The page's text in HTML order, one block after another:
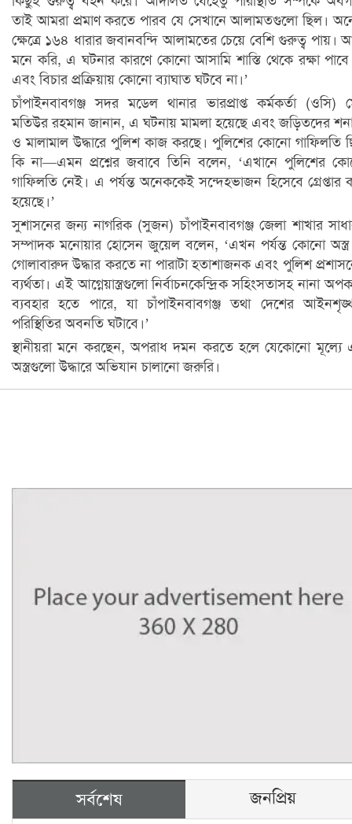
তাই আমরা প্রমাণ করতে পারব যে সেখানে আলামতগুলো ছিল।
ক্ষেত্রে ১৬৪ ধারার জবানবন্দি আলামতের চেয়ে বেশি গুরুত্ব পায়।
মনে করি, এ ঘটনার কারণে কোনো আসামি শাস্তি থেকে রক্ষা পাবে
এবং বিচার প্রক্রিয়ায় কোনো ব্যাঘাত ঘটবে না।’
চাঁপাইনবাবগঞ্জ সদর মডেল থানার ভারপ্রাপ্ত কর্মকর্তা (ওসি)
মতিউর রহমান জানান, এ ঘটনায় মামলা হয়েছে এবং জড়িতদের
ও মালামাল উদ্ধারে পুলিশ কাজ করছে। পুলিশের কোনো গাফিলতি
কি না—এমন প্রশ্নের জবাবে তিনি বলেন, ‘এখানে পুলিশের
গাফিলতি নেই। এ পর্যন্ত অনেককেই সন্দেহভাজন হিসেবে গ্রেপ্তার
হয়েছে।’
সুশাসনের জন্য নাগরিক (সুজন) চাঁপাইনবাবগঞ্জ জেলা শাখার
সম্পাদক মনোয়ার হোসেন জুয়েল বলেন, ‘এখন পর্যন্ত কোনো অস্ত্র
গোলাবারুদ উদ্ধার করতে না পারাটা হতাশাজনক এবং পুলিশ
ব্যর্থতা। এই আগ্নেয়াস্ত্রগুলো নির্বাচনকেন্দ্রিক সহিংসতাসহ নানা
ব্যবহার হতে পারে, যা চাঁপাইনবাবগঞ্জ তথা দেশের
পরিস্থিতির অবনতি ঘটাবে।’
স্থানীয়রা মনে করছেন, অপরাধ দমন করতে হলে যেকোনো মূল্যে
অস্ত্রগুলো উদ্ধারে অভিযান চালানো জরুরি।
সর্বশেষ জনপ্রিয়